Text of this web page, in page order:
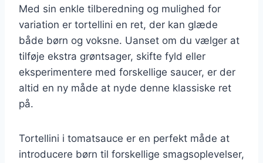
Med sin enkle tilberedning og mulighed for
variation er tortellini en ret, der kan glæde
både børn og voksne. Uanset om du vælger at
tilføje ekstra grøntsager, skifte fyld eller
eksperimentere med forskellige saucer, er der
altid en ny måde at nyde denne klassiske ret
på.
Tortellini i tomatsauce er en perfekt måde at
introducere børn til forskellige smagsoplevelser,